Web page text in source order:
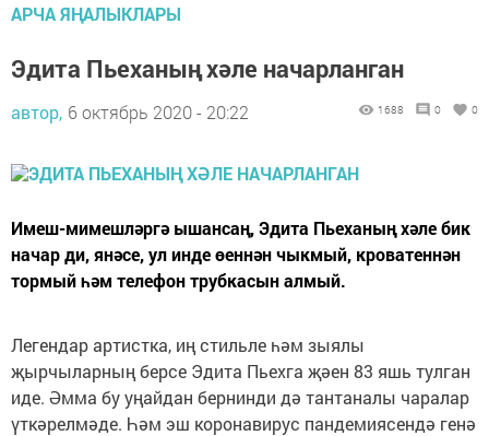
АРЧА ЯҢАЛЫКЛАРЫ
Эдита Пьеханың хәле начарланган
автор, 6 октябрь 2020 - 20:22 1688 0 0
Имеш-мимешләргә ышансаң, Эдита Пьеханың хәле бик
начар ди, янәсе, ул инде өеннән чыкмый, кроватеннән
тормый һәм телефон трубкасын алмый.
Легендар артистка, иң стильле һәм зыялы
җырчыларның берсе Эдита Пьехга җәен 83 яшь тулган
иде. Әмма бу уңайдан бернинди дә тантаналы чаралар
үткәрелмәде. Һәм эш коронавирус пандемиясендә генә